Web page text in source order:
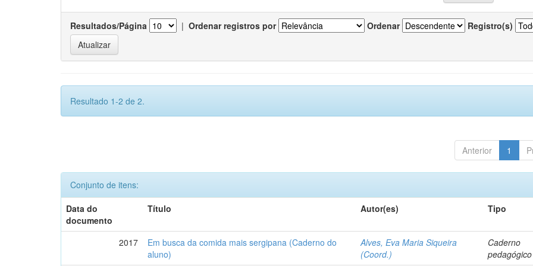
Resultados/Página | Ordenar registros por Ordenar Registro(s)
Resultado 1-2 de 2.
Anterior 1
Conjunto de itens:
Data do
documento
Título Autor(es) Tipo
2017
Em busca da comida mais sergipana (Caderno do
aluno)
Alves, Eva Maria Siqueira
(Coord.)
Caderno
pedagógico